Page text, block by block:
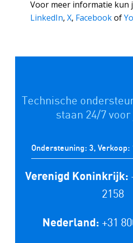
Voor meer informatie kun
LinkedIn, X, Facebookof
Technische
staan 24/7
Ondersteuning: 3, Verkoop:
Verenigd Koninkrijk:
2158
Nederland: +31